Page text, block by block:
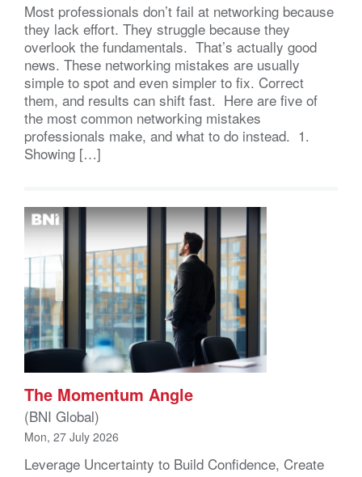
Most professionals don’t fail at networking because
they lack effort. They struggle because they
overlook the fundamentals. That’s actually good
news. These networking mistakes are usually
simple to spot and even simpler to fix. Correct
them, and results can shift fast. Here are five of
the most common networking mistakes
professionals make, and what to do instead. 1.
Showing […]
The Momentum Angle
(BNI Global)
Mon, 27 July 2026
Leverage Uncertainty to Build Confidence, Create